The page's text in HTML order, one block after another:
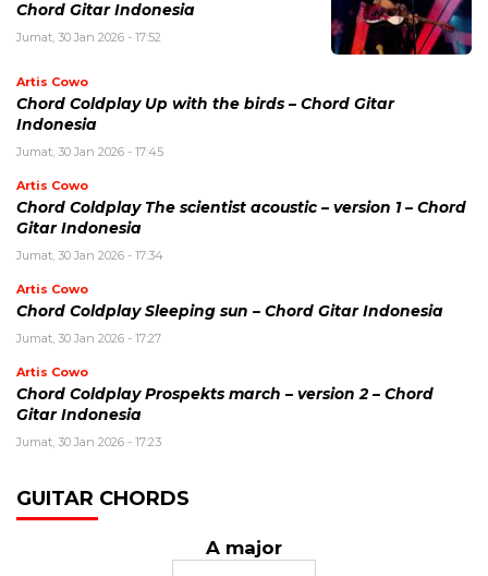
Chord Gitar Indonesia
Jumat, 30 Jan 2026 - 17:52
Artis Cowo
Chord Coldplay Up with the birds – Chord Gitar
Indonesia
Jumat, 30 Jan 2026 - 17:45
Artis Cowo
Chord Coldplay The scientist acoustic – version 1 – Chord
Gitar Indonesia
Jumat, 30 Jan 2026 - 17:34
Artis Cowo
Chord Coldplay Sleeping sun – Chord Gitar Indonesia
Jumat, 30 Jan 2026 - 17:27
Artis Cowo
Chord Coldplay Prospekts march – version 2 – Chord
Gitar Indonesia
Jumat, 30 Jan 2026 - 17:23
GUITAR CHORDS
A major